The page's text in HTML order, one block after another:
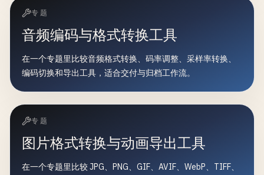
专题
音频编码与格式转换工具
在一个专题里比较音频格式转换、码率调整、采样率转换、
编码切换和导出工具，适合交付与归档工作流。
专题
图片格式转换与动画导出工具
在一个专题里比较 JPG、PNG、GIF、AVIF、WebP、TIFF、